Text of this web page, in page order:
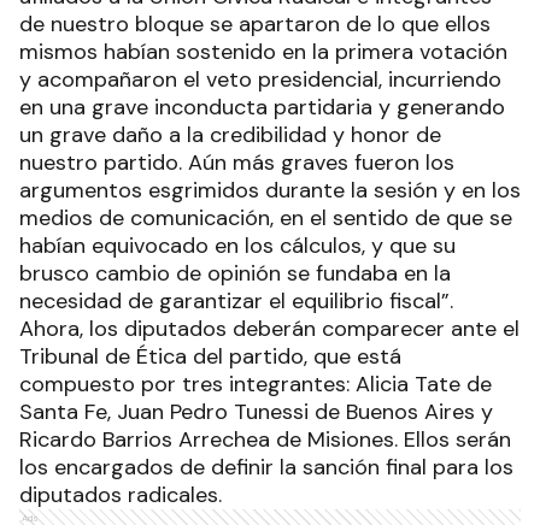
de nuestro bloque se apartaron de lo que ellos
mismos habían sostenido en la primera votación
y acompañaron el veto presidencial, incurriendo
en una grave inconducta partidaria y generando
un grave daño a la credibilidad y honor de
nuestro partido. Aún más graves fueron los
argumentos esgrimidos durante la sesión y en los
medios de comunicación, en el sentido de que se
habían equivocado en los cálculos, y que su
brusco cambio de opinión se fundaba en la
necesidad de garantizar el equilibrio fiscal”.
Ahora, los diputados deberán comparecer ante el
Tribunal de Ética del partido, que está
compuesto por tres integrantes: Alicia Tate de
Santa Fe, Juan Pedro Tunessi de Buenos Aires y
Ricardo Barrios Arrechea de Misiones. Ellos serán
los encargados de definir la sanción final para los
diputados radicales.
Ads